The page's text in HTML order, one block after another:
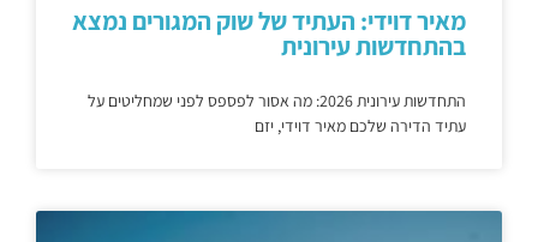
מאיר דוידי: העתיד של שוק המגורים נמצא
בהתחדשות עירונית
התחדשות עירונית 2026: מה אסור לפספס לפני שמחליטים על
עתיד הדירה שלכם מאיר דוידי, יזם